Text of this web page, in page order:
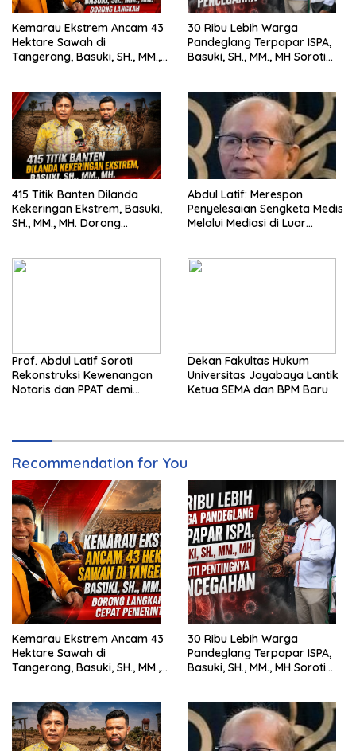
Kemarau Ekstrem Ancam 43
Hektare Sawah di
Tangerang, Basuki, SH., MM.,
30 Ribu Lebih Warga
Pandeglang Terpapar ISPA,
Basuki, SH., MM., MH Soroti
415 Titik Banten Dilanda
Kekeringan Ekstrem, Basuki,
SH., MM., MH. Dorong
Abdul Latif: Merespon
Penyelesaian Sengketa Medis
Melalui Mediasi di Luar
Prof. Abdul Latif Soroti
Rekonstruksi Kewenangan
Notaris dan PPAT demi
Dekan Fakultas Hukum
Universitas Jayabaya Lantik
Ketua SEMA dan BPM Baru
Recommendation for You
Kemarau Ekstrem Ancam 43
Hektare Sawah di
Tangerang, Basuki, SH., MM.,
30 Ribu Lebih Warga
Pandeglang Terpapar ISPA,
Basuki, SH., MM., MH Soroti